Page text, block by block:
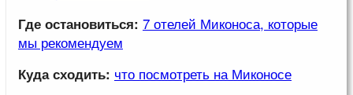
Где остановиться: 7 отелей Миконоса, которые
мы рекомендуем
Куда сходить: что посмотреть на Миконосе